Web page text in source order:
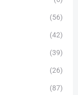
(56)
(42)
(39)
(26)
(87)